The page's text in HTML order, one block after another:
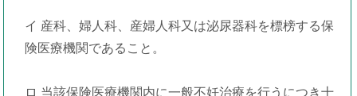
イ 産科、婦人科、産婦人科又は泌尿器科を標榜する保
険医療機関であること。
ロ 当該保険医療機関内に一般不妊治療を行うにつき十